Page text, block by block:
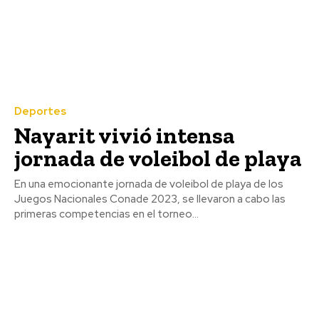
Deportes
Nayarit vivió intensa
jornada de voleibol de playa
En una emocionante jornada de voleibol de playa de los
Juegos Nacionales Conade 2023, se llevaron a cabo las
primeras competencias en el torneo...